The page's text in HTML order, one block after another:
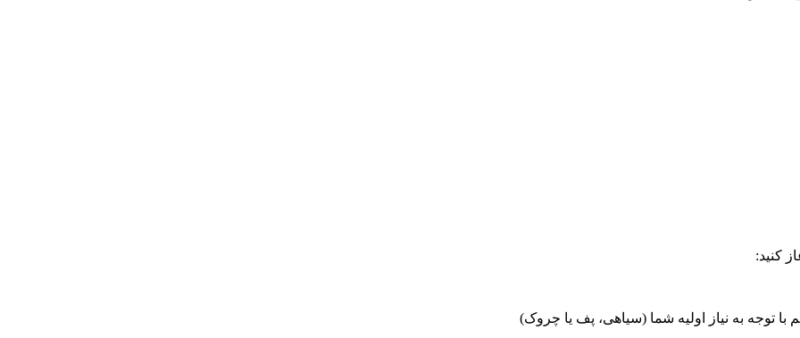
کنید:
توجه به نیاز اولیه شما (سیاهی، پف یا چروک)